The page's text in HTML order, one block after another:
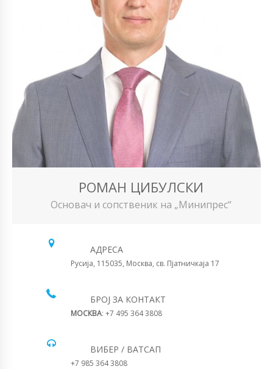
РОМАН ЦИБУЛСКИ
Основач и сопственик на „Минипрес“
АДРЕСА
Русија, 115035, Москва, св. Пјатничкаја 17
БРОЈ ЗА КОНТАКТ
МОСКВА: +7 495 364 3808
ВИБЕР / ВАТСАП
+7 985 364 3808